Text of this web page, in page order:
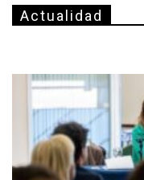
Actualidad